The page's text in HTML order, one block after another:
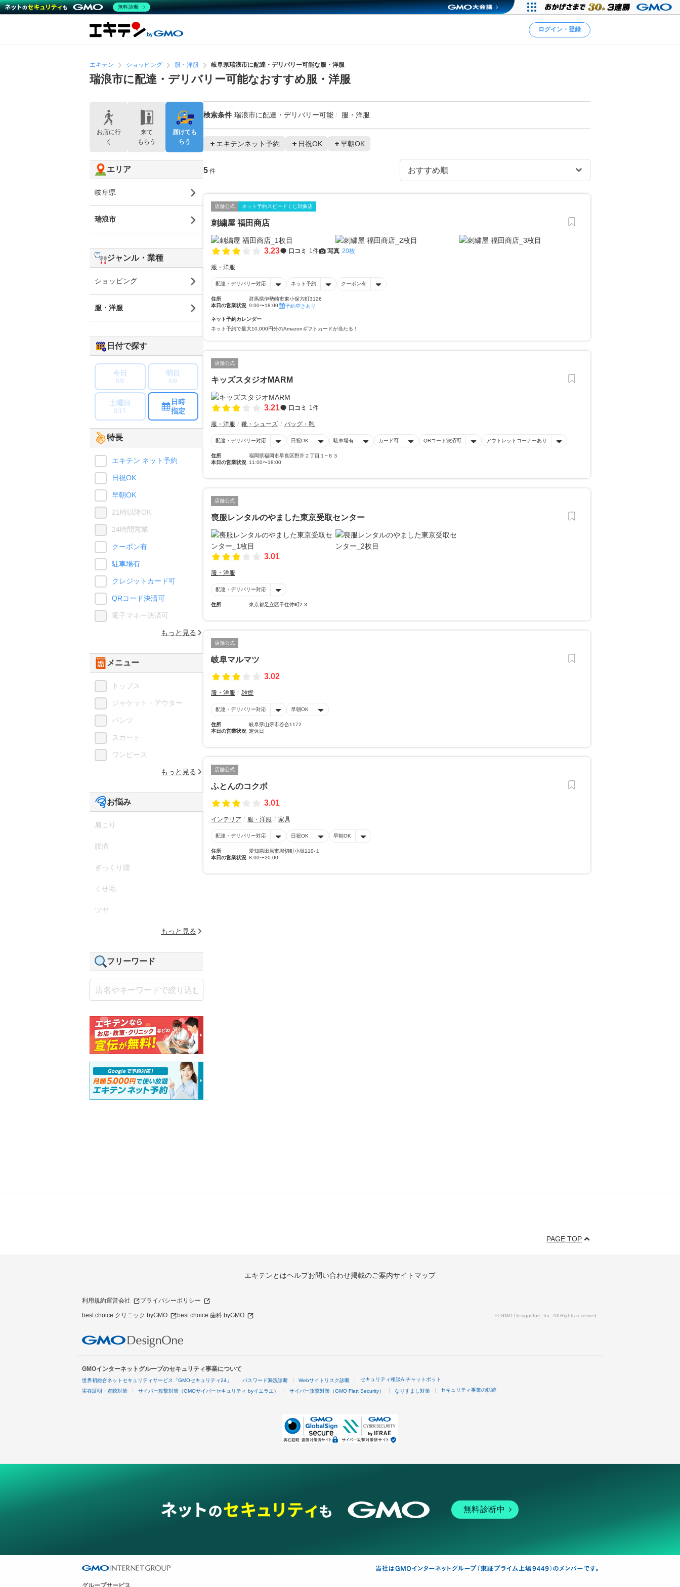
ログイン・登録
エキテン ショッピング 服・洋服 岐阜県瑞浪市に配達・デリバリー可能な服・洋服
瑞浪市に配達・デリバリー可能なおすすめ服・洋服
検索条件 瑞浪市に配達・デリバリー可能 服・洋服
エキテンネット予約 日祝OK 早朝OK
5 件
店舗公式 ネット予約スピードくじ対象店
刺繍屋 福田商店
3.23 口コミ 1件 写真 20枚
服・洋服
配達・デリバリー対応 ネット予約 クーポン有
住所
群馬県伊勢崎市東小保方町3126
本日の営業状況 9:00〜18:00 予約空きあり
ネット予約カレンダー
ネット予約で最大10,000円分のAmazonギフトカードが当たる！
店舗公式
キッズスタジオMARM
3.21 口コミ 1件
服・洋服 靴・シューズ バッグ・鞄
配達・デリバリー対応 日祝OK 駐車場有 カード可 QRコード決済可 アウトレットコーナーあり
住所
福岡県福岡市早良区野芥２丁目１−６３
本日の営業状況 11:00〜18:00
店舗公式
喪服レンタルのやました東京受取センター
3.01
服・洋服
配達・デリバリー対応
住所 東京都足立区千住仲町2-3
店舗公式
岐阜マルマツ
3.02
服・洋服 雑貨
配達・デリバリー対応 早朝OK
住所
岐阜県山県市谷合1172
本日の営業状況 定休日
店舗公式
ふとんのコクボ
3.01
インテリア 服・洋服 家具
配達・デリバリー対応 日祝OK 早朝OK
住所
愛知県田原市堀切町小堀110-１
本日の営業状況 8:00〜20:00
お店に行
く
来て
もらう
届けても
らう
エリア
岐阜県
瑞浪市
ジャンル・業種
ショッピング
服・洋服
日付で探す
今日
8/8
明日
8/9
土曜日
8/15
日時
指定
特長
エキテン ネット予約
日祝OK
早朝OK
21時以降OK
24時間営業
クーポン有
駐車場有
クレジットカード可
QRコード決済可
電子マネー決済可
もっと見る
メニュー
トップス
ジャケット・アウター
パンツ
スカート
ワンピース
もっと見る
お悩み
肩こり
腰痛
ぎっくり腰
くせ毛
ツヤ
もっと見る
フリーワード
PAGE TOP
エキテンとはヘルプお問い合わせ掲載のご案内サイトマップ
利用規約運営会社 プライバシーポリシー
best choice クリニック byGMO best choice 歯科 byGMO © GMO DesignOne, Inc. All Rights reserved.
GMOインターネットグループのセキュリティ事業について
世界初総合ネットセキュリティサービス「GMOセキュリティ24」 パスワード漏洩診断 Webサイトリスク診断 セキュリティ相談AIチャットボット
実在証明・盗聴対策 サイバー攻撃対策（GMOサイバーセキュリティ byイエラエ） サイバー攻撃対策（GMO Flatt Security） なりすまし対策 セキュリティ事業の軌跡
無料診断中
グループサービス
無料診断